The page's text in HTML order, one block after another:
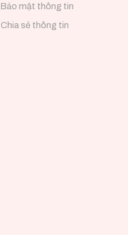
Bảo mật thông tin
Chia sẻ thông tin